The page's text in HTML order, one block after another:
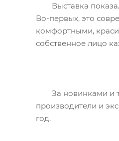
Выставка
Во-первых, это
комфортными,
собственное лицо
За новинками и
производители и
год.